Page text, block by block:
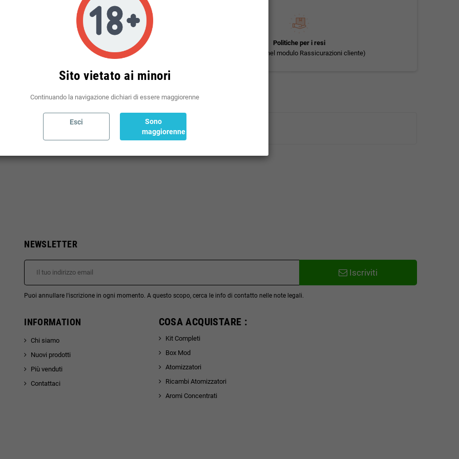
Politiche per le spedizioni
(modificale nel modulo Rassicurazioni cliente)
Politiche per i resi
(modificale nel modulo Rassicurazioni cliente)
NEWSLETTER
Iscriviti
Puoi annullare l'iscrizione in ogni momento. A questo scopo, cerca le info di contatto nelle note legali.
INFORMATION
Chi siamo
Nuovi prodotti
Più venduti
Contattaci
COSA ACQUISTARE :
Kit Completi
Box Mod
Atomizzatori
Ricambi Atomizzatori
Aromi Concentrati
Sito vietato ai minori
Continuando la navigazione dichiari di essere maggiorenne
Esci
Sono
maggiorenne